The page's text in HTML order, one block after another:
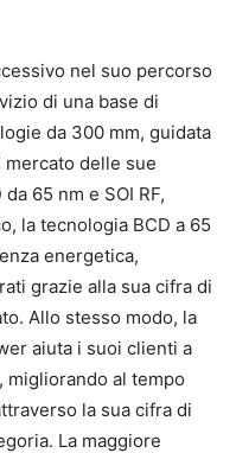
nel suo percorso
di una base di
da 300 mm, guidata
delle sue
65 nm e SOI RF,
la tecnologia BCD a 65
energetica,
grazie alla sua cifra di
Allo stesso modo, la
aiuta i suoi clienti a
al tempo
la sua cifra di
La maggiore